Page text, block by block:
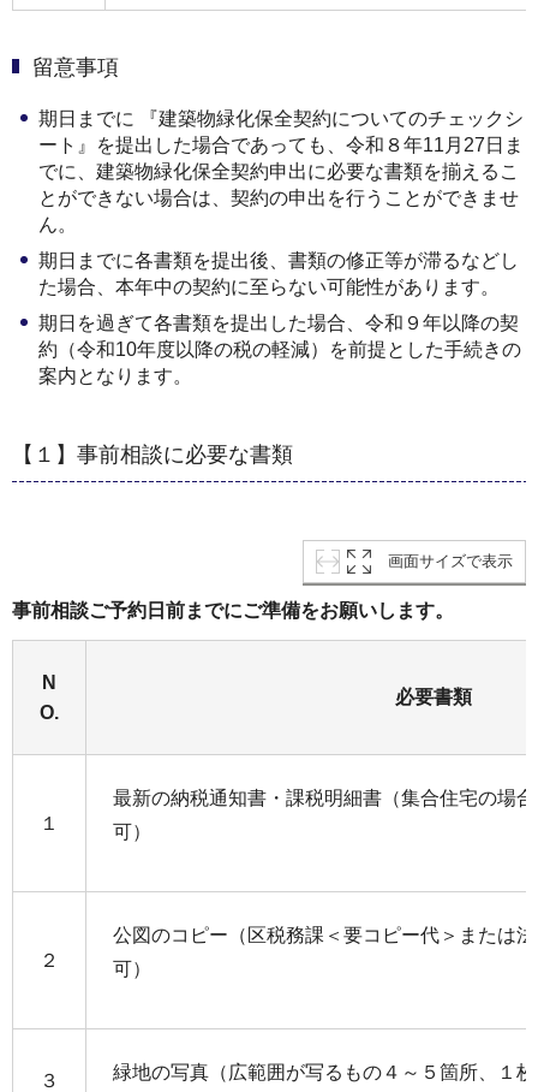
留意事項
期日までに 『建築物緑化保全契約についてのチェックシ
ート』を提出した場合であっても、令和８年11月27日ま
でに、建築物緑化保全契約申出に必要な書類を揃えるこ
とができない場合は、契約の申出を行うことができませ
ん。
期日までに各書類を提出後、書類の修正等が滞るなどし
た場合、本年中の契約に至らない可能性があります。
期日を過ぎて各書類を提出した場合、令和９年以降の契
約（令和10年度以降の税の軽減）を前提とした手続きの
案内となります。
【１】事前相談に必要な書類
画面サイズで表示
事前相談ご予約日前までにご準備をお願いします。
N
O.
必要書類
１
最新の納税通知書・課税明細書（集合住宅の場
可）
２
公図のコピー（区税務課＜要コピー代＞または
可）
３ 緑地の写真（広範囲が写るもの４～５箇所、１